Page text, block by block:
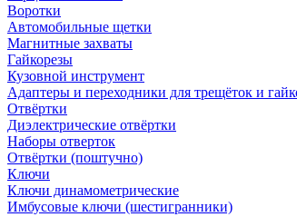
Воротки
Автомобильные щетки
Магнитные захваты
Гайкорезы
Кузовной инструмент
Адаптеры и переходники для трещёток и
Отвёртки
Диэлектрические отвёртки
Наборы отверток
Отвёртки (поштучно)
Ключи
Ключи динамометрические
Имбусовые ключи (шестигранники)